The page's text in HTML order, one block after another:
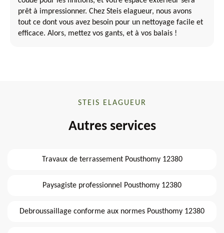
prêt à impressionner. Chez Steis elagueur, nous avons
tout ce dont vous avez besoin pour un nettoyage facile et
efficace. Alors, mettez vos gants, et à vos balais !
STEIS ELAGUEUR
Autres services
Travaux de terrassement Pousthomy 12380
Paysagiste professionnel Pousthomy 12380
Debroussaillage conforme aux normes Pousthomy 12380